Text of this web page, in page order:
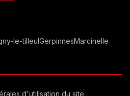
le-tilleulGerpinnesMarcinelle
d'utilisation du site